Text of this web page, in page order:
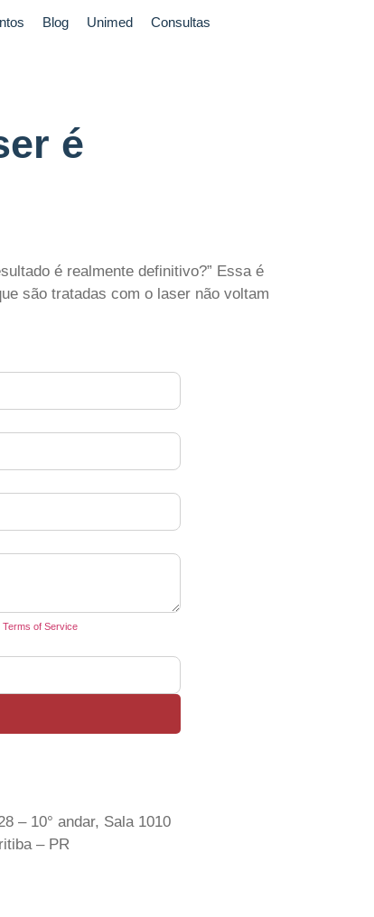
Blog Unimed Consultas
é
é realmente definitivo?” Essa é
são tratadas com o laser não voltam
Terms of Service
– 10° andar, Sala 1010
– PR